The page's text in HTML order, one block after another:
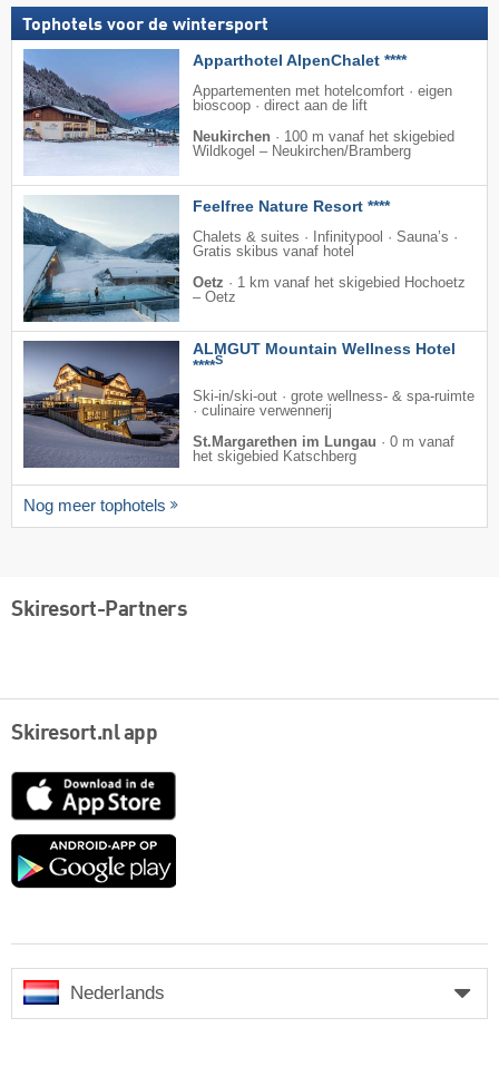
Tophotels voor de wintersport
Apparthotel AlpenChalet ****
Appartementen met hotelcomfort · eigen
bioscoop · direct aan de lift
Neukirchen · 100 m vanaf het skigebied
Wildkogel – Neukirchen/​Bramberg
Feelfree Nature Resort ****
Chalets & suites · Infinitypool · Sauna’s ·
Gratis skibus vanaf hotel
Oetz · 1 km vanaf het skigebied Hochoetz
– Oetz
ALMGUT Mountain Wellness Hotel
****S
Ski-in/ski-out · grote wellness- & spa-ruimte
· culinaire verwennerij
St.Margarethen im Lungau · 0 m vanaf
het skigebied Katschberg
Nog meer tophotels
Skiresort-Partners
Skiresort.nl app
App
Google
Nederlands